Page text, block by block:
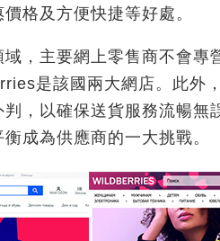
格及方便快捷等好處。
，主要網上零售商不會專
是該國兩大網店。此外
，以確保送貨服務流暢無
成為供應商的一大挑戰。